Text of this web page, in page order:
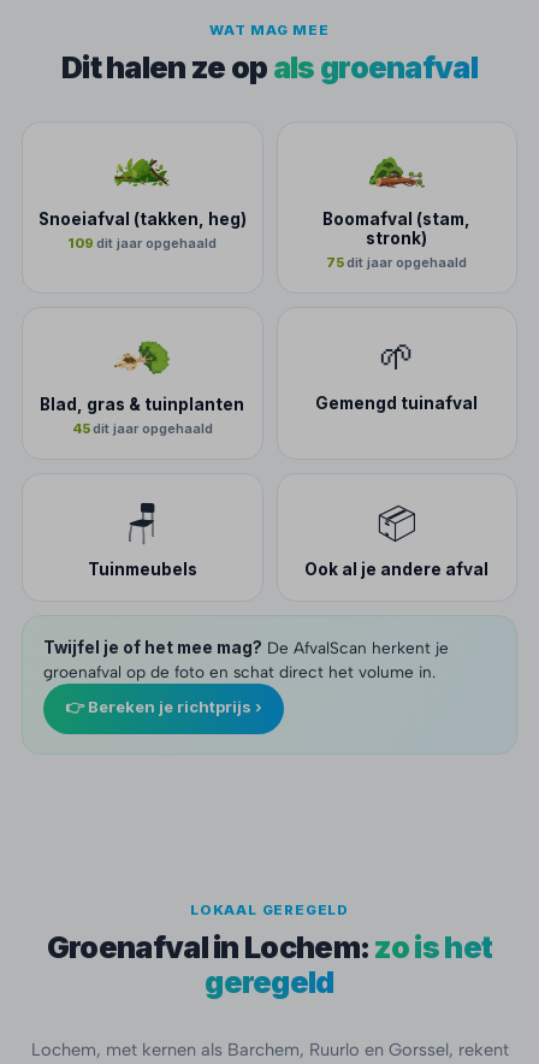
WAT MAG MEE
Dit halen ze op als groenafval
Snoeiafval (takken, heg)
109dit jaar opgehaald
Boomafval (stam,
stronk)
75dit jaar opgehaald
Blad, gras & tuinplanten
45dit jaar opgehaald
🌱
Gemengd tuinafval
🪑
Tuinmeubels
📦
Ook al je andere afval
Twijfel je of het mee mag? De AfvalScan herkent je
groenafval op de foto en schat direct het volume in.
👉 Bereken je richtprijs ›
LOKAAL GEREGELD
Groenafval in Lochem: zo is het
geregeld
Lochem, met kernen als Barchem, Ruurlo en Gorssel, rekent